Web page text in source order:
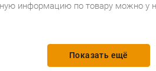
информацию по товару можно у
Показать ещё